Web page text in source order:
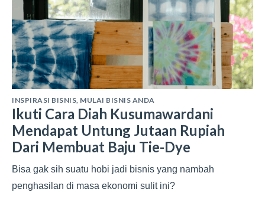
INSPIRASI BISNIS, MULAI BISNIS ANDA
Ikuti Cara Diah Kusumawardani
Mendapat Untung Jutaan Rupiah
Dari Membuat Baju Tie-Dye
Bisa gak sih suatu hobi jadi bisnis yang nambah
penghasilan di masa ekonomi sulit ini?